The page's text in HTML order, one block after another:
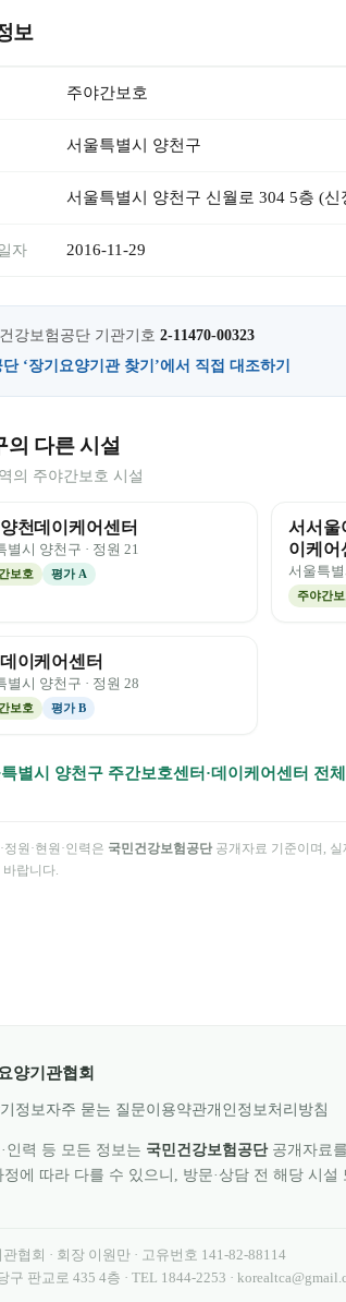
보
주야간보호
서울특별시 양천구
서울특별시 양천구 신월로 304 5층 (신
자 2016-11-29
강보험공단 기관기호 2-11470-00323
‘장기요양기관 찾기’에서 직접 대조하기
의 다른 시설
의 주야간보호 시설
천데이케어센터
별시 양천구 · 정원 21
보호 평가 A
서서울
이케어
서울특별
주야간보
이케어센터
별시 양천구 · 정원 28
보호 평가B
별시 양천구 주간보호센터·데이케어센터 전
정원·현원·인력은 국민건강보험공단 공개자료 기준이며,
랍니다.
양기관협회
정보자주 묻는 질문이용약관개인정보처리방침
인력 등 모든 정보는 국민건강보험공단공개자료
에 따라 다를 수 있으니, 방문·상담 전 해당 시
협회 · 회장 이원만 · 고유번호 141-82-88114
구 판교로 435 4층 · TEL 1844-2253 ·